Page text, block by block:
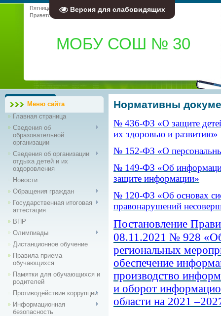
Версия для слабовидящих
Пятница, 07.08.2026, 02:05
Приветствую Вас
Гость RSS
МОБУ СОШ № 30
Меню сайта
Главная страница
Сведения об
образовательной
организации
Сведения об организации
отдыха детей и их
оздоровления
Новости
Обращения граждан
Государственная итоговая
аттестация
ВПР
Олимпиады
Дистанционное обучение
Правила приема
обучающихся
Памятки для обучающихся и
родителей
Противодействие коррупции
Информационная
безопасность
Нормативны
№ 436-ФЗ «О защите
их здоровью и развитию»
№ 152-ФЗ «О
№ 149-ФЗ «Об
защите информации»
№ 120-ФЗ «Об основах
правонарушений
Постановление
08.11.2021 № 928
региональных
обеспечение
производство
и оборот
области на 2021